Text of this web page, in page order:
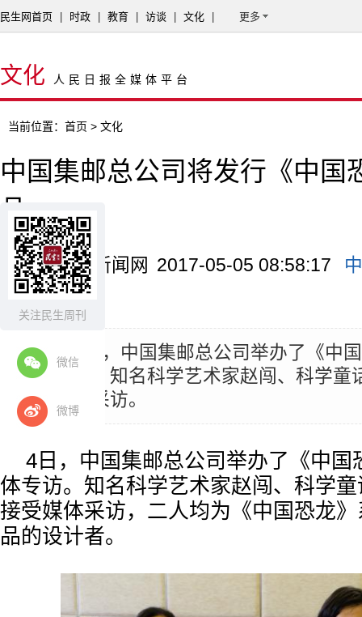
关注民生周刊
微信
微博
民生网首页 时政 教育 访谈 文化 更多
文化 人民日报全媒体平台
当前位置： 首页 > 文化
中国集邮总公司将发行《中国
品
来源：中国新闻网 2017-05-05 08:58:17
品
中国
摘要：4日，中国集邮总公司举办了《中
媒体专访。知名科学艺术家赵闯、科学童
接受媒体采访。
4日，中国集邮总公司举办了《中国
体专访。知名科学艺术家赵闯、科学
接受媒体采访，二人均为《中国恐龙
品的设计者。